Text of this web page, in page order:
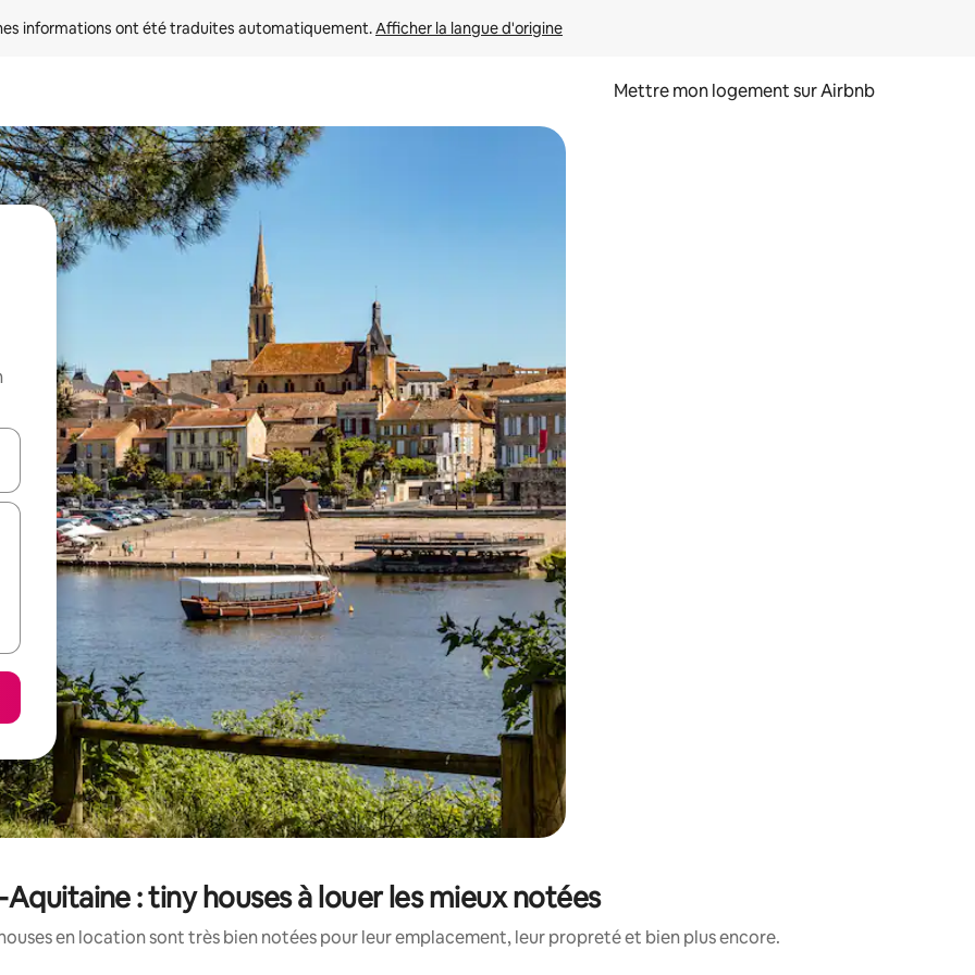
informations ont été traduites automatiquement. Afficher la langue d'origine
Mettre mon logement sur Airbnb
le haut et vers le bas pour les parcourir ou en appuyant et en faisant glisser.
: tiny houses à louer les mieux notées
en location sont très bien notées pour leur emplacement, leur propreté et bien plus encore.